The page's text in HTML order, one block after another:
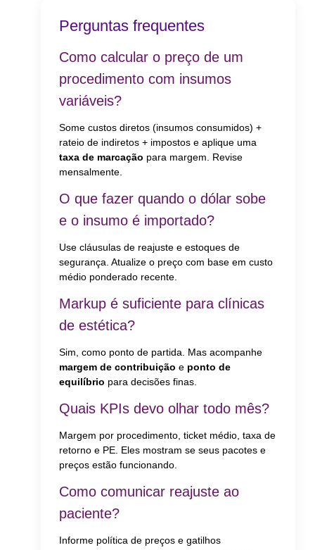
Perguntas frequentes
Como calcular o preço de um
procedimento com insumos
variáveis?
Some custos diretos (insumos consumidos) +
rateio de indiretos + impostos e aplique uma
taxa de marcação para margem. Revise
mensalmente.
O que fazer quando o dólar sobe
e o insumo é importado?
Use cláusulas de reajuste e estoques de
segurança. Atualize o preço com base em custo
médio ponderado recente.
Markup é suficiente para clínicas
de estética?
Sim, como ponto de partida. Mas acompanhe
margem de contribuição e ponto de
equilíbrio para decisões finas.
Quais KPIs devo olhar todo mês?
Margem por procedimento, ticket médio, taxa de
retorno e PE. Eles mostram se seus pacotes e
preços estão funcionando.
Como comunicar reajuste ao
paciente?
Informe política de preços e gatilhos